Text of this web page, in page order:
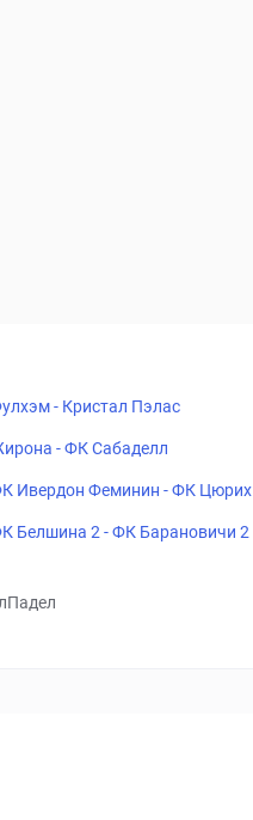
- Кристал Пэлас
- ФК Сабаделл
Ивердон Феминин - ФК Цюрих
Белшина 2 - ФК Барановичи 2
Падел